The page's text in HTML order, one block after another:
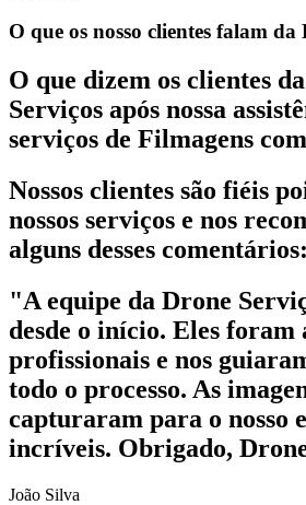
O que os nosso clientes falam da
O que dizem os clientes
Serviços após nossa
serviços de Filmagens
Nossos clientes são fiéis
nossos serviços e nos
alguns desses comentários:
"A equipe da Drone
desde o início. Eles foram
profissionais e nos
todo o processo. As
capturaram para o nosso
incríveis. Obrigado,
João Silva